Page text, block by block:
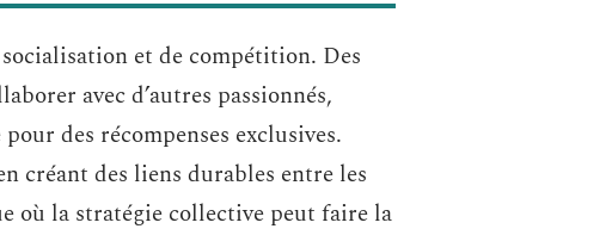
et de compétition. Des
avec d’autres passionnés,
des récompenses exclusives.
créant des liens durables entre les
où la stratégie collective peut faire la